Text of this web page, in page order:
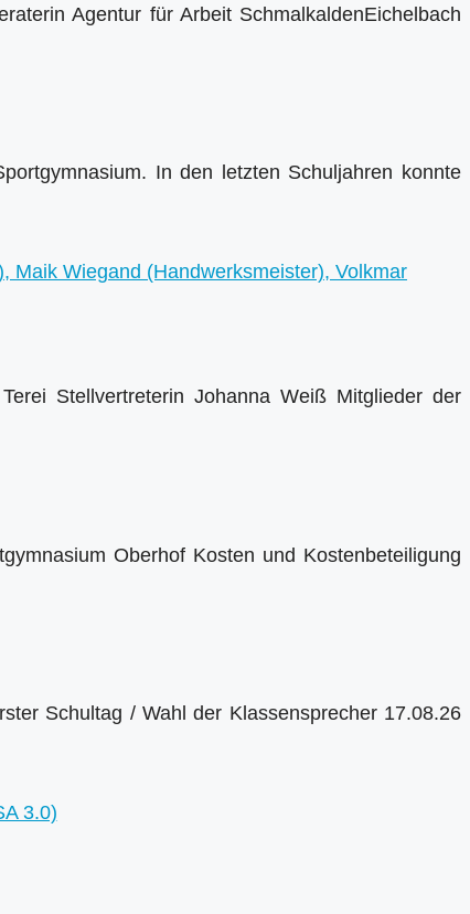
Agentur für Arbeit SchmalkaldenEichelbach
In den letzten Schuljahren konnte
Stellvertreterin Johanna Weiß Mitglieder der
Oberhof Kosten und Kostenbeteiligung
Schultag / Wahl der Klassensprecher 17.08.26